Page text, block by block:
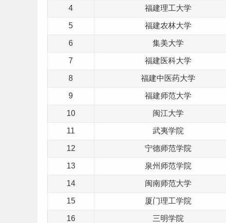
4 福建理工大学
5 福建农林大学
6 集美大学
7 福建医科大学
8 福建中医药大学
9 福建师范大学
10 闽江大学
11 武夷学院
12 宁德师范学院
13 泉州师范学院
14 闽南师范大学
15 厦门理工学院
16 三明学院